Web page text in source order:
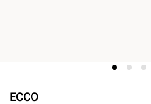
ECCO